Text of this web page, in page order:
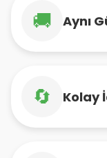
🚚 Aynı
🔄 Kolay